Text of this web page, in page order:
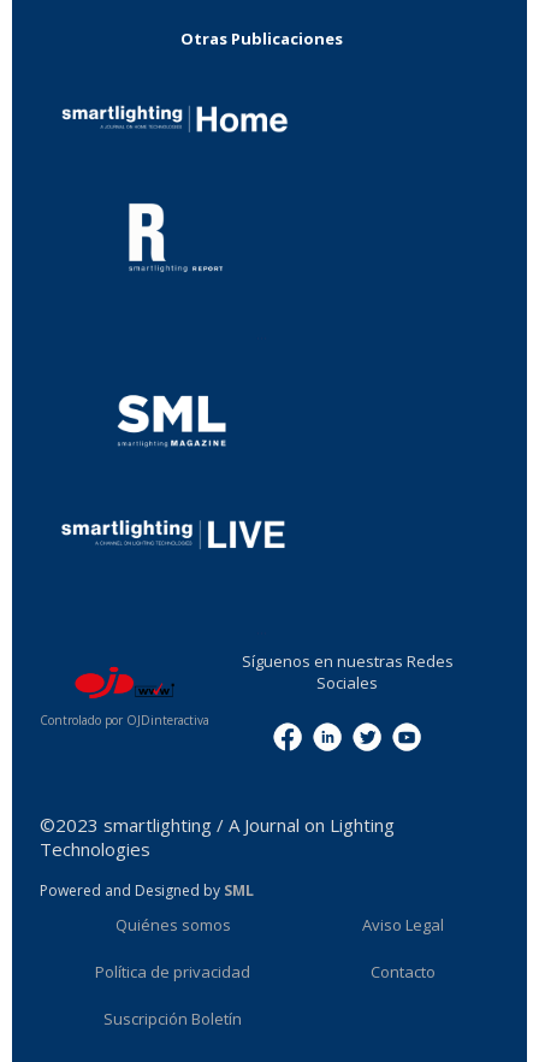
Otras Publicaciones
Controlado por OJDinteractiva
Síguenos en nuestras Redes
Sociales
©2023 smartlighting / A Journal on Lighting
Technologies
Powered and Designed by SML
Quiénes somos Aviso Legal
Política de privacidad Contacto
Suscripción Boletín